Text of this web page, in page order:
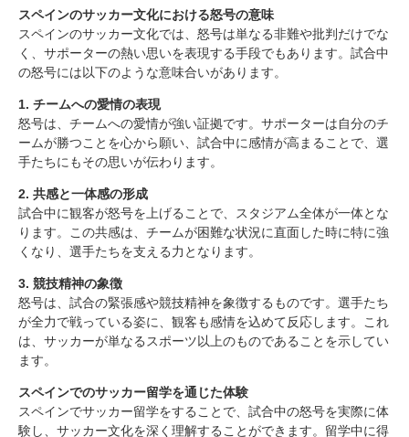
スペインのサッカー文化における怒号の意味
スペインのサッカー文化では、怒号は単なる非難や批判だけでな
く、サポーターの熱い思いを表現する手段でもあります。試合中
の怒号には以下のような意味合いがあります。
1. チームへの愛情の表現
怒号は、チームへの愛情が強い証拠です。サポーターは自分のチ
ームが勝つことを心から願い、試合中に感情が高まることで、選
手たちにもその思いが伝わります。
2. 共感と一体感の形成
試合中に観客が怒号を上げることで、スタジアム全体が一体とな
ります。この共感は、チームが困難な状況に直面した時に特に強
くなり、選手たちを支える力となります。
3. 競技精神の象徴
怒号は、試合の緊張感や競技精神を象徴するものです。選手たち
が全力で戦っている姿に、観客も感情を込めて反応します。これ
は、サッカーが単なるスポーツ以上のものであることを示してい
ます。
スペインでのサッカー留学を通じた体験
スペインでサッカー留学をすることで、試合中の怒号を実際に体
験し、サッカー文化を深く理解することができます。留学中に得
スペインのサッカー留学について
試合中の怒号とは？
1. 不正や疑問のある判定
3. 素晴らしいプレーへの称賛
スペインのサッカー文化における怒号の意味
1. チームへの愛情の表現
3. 競技精神の象徴
スペインでのサッカー留学を通じた体験
1. 現地のサポーターとの交流
まとめ